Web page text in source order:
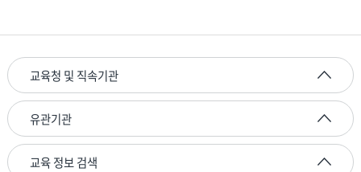
교육청 및 직속기관
유관기관
교육 정보 검색